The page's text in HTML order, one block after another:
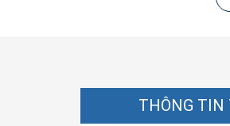
THÔNG TIN